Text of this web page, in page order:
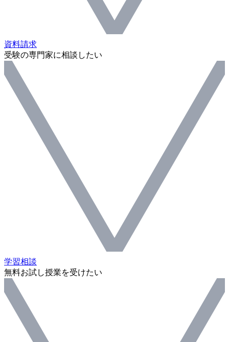
資料請求
受験の専門家に相談したい
学習相談
無料お試し授業を受けたい